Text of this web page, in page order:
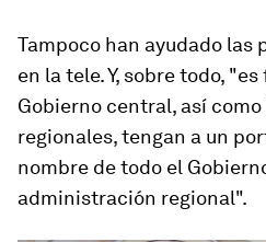
Tampoco han ayudado las
en la tele. Y, sobre todo,
Gobierno central, así
regionales, tengan a un
nombre de todo el
administración regional".